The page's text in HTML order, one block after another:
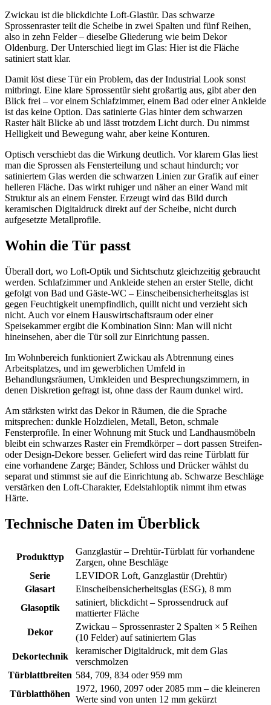
Zwickau ist die blickdichte Loft-Glastür. Das schwarze
Sprossenraster teilt die Scheibe in zwei Spalten und fünf Reihen,
also in zehn Felder – dieselbe Gliederung wie beim Dekor
Oldenburg. Der Unterschied liegt im Glas: Hier ist die Fläche
satiniert statt klar.
Damit löst diese Tür ein Problem, das der Industrial Look sonst
mitbringt. Eine klare Sprossentür sieht großartig aus, gibt aber den
Blick frei – vor einem Schlafzimmer, einem Bad oder einer Ankleide
ist das keine Option. Das satinierte Glas hinter dem schwarzen
Raster hält Blicke ab und lässt trotzdem Licht durch. Du nimmst
Helligkeit und Bewegung wahr, aber keine Konturen.
Optisch verschiebt das die Wirkung deutlich. Vor klarem Glas liest
man die Sprossen als Fensterteilung und schaut hindurch; vor
satiniertem Glas werden die schwarzen Linien zur Grafik auf einer
helleren Fläche. Das wirkt ruhiger und näher an einer Wand mit
Struktur als an einem Fenster. Erzeugt wird das Bild durch
keramischen Digitaldruck direkt auf der Scheibe, nicht durch
aufgesetzte Metallprofile.
Wohin die Tür passt
Überall dort, wo Loft-Optik und Sichtschutz gleichzeitig gebraucht
werden. Schlafzimmer und Ankleide stehen an erster Stelle, dicht
gefolgt von Bad und Gäste-WC – Einscheibensicherheitsglas ist
gegen Feuchtigkeit unempfindlich, quillt nicht und verzieht sich
nicht. Auch vor einem Hauswirtschaftsraum oder einer
Speisekammer ergibt die Kombination Sinn: Man will nicht
hineinsehen, aber die Tür soll zur Einrichtung passen.
Im Wohnbereich funktioniert Zwickau als Abtrennung eines
Arbeitsplatzes, und im gewerblichen Umfeld in
Behandlungsräumen, Umkleiden und Besprechungszimmern, in
denen Diskretion gefragt ist, ohne dass der Raum dunkel wird.
Am stärksten wirkt das Dekor in Räumen, die die Sprache
mitsprechen: dunkle Holzdielen, Metall, Beton, schmale
Fensterprofile. In einer Wohnung mit Stuck und Landhausmöbeln
bleibt ein schwarzes Raster ein Fremdkörper – dort passen Streifen-
oder Design-Dekore besser. Geliefert wird das reine Türblatt für
eine vorhandene Zarge; Bänder, Schloss und Drücker wählst du
separat und stimmst sie auf die Einrichtung ab. Schwarze Beschläge
verstärken den Loft-Charakter, Edelstahloptik nimmt ihm etwas
Härte.
Technische Daten im Überblick
Produkttyp
Ganzglastür – Drehtür-Türblatt für vorhandene
Zargen, ohne Beschläge
Serie
LEVIDOR Loft, Ganzglastür (Drehtür)
Glasart
Einscheibensicherheitsglas (ESG), 8 mm
Glasoptik
satiniert, blickdicht – Sprossendruck auf
mattierter Fläche
Dekor
Zwickau – Sprossenraster 2 Spalten × 5 Reihen
(10 Felder) auf satiniertem Glas
Dekortechnik
keramischer Digitaldruck, mit dem Glas
verschmolzen
Türblattbreiten 584, 709, 834 oder 959 mm
Türblatthöhen
1972, 1960, 2097 oder 2085 mm – die kleineren
Werte sind von unten 12 mm gekürzt